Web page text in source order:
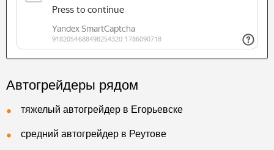
Автогрейдеры рядом
тяжелый автогрейдер в Егорьевске
средний автогрейдер в Реутове